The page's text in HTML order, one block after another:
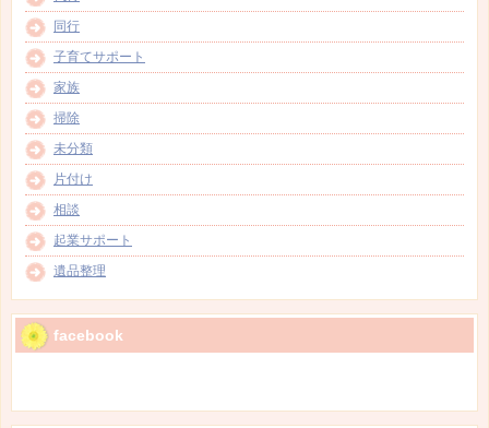
同行
子育てサポート
家族
掃除
未分類
片付け
相談
起業サポート
遺品整理
facebook